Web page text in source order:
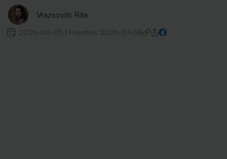
Vrazsovits Rita
2026-06-05 Frissítve: 2026-07-08